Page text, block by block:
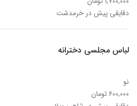
دقایقی پیش در خرمدشت
لباس مجلسی دخترانه
نو
۶۰۰,۰۰۰ تومان